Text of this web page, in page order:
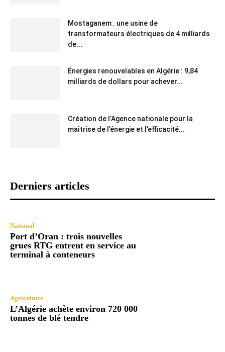
Mostaganem : une usine de
transformateurs électriques de 4 milliards
de...
Énergies renouvelables en Algérie : 9,84
milliards de dollars pour achever...
Création de l’Agence nationale pour la
maîtrise de l’énergie et l’efficacité...
Derniers articles
National
Port d’Oran : trois nouvelles
grues RTG entrent en service au
terminal à conteneurs
Agriculture
L’Algérie achète environ 720 000
tonnes de blé tendre